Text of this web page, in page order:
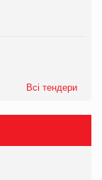
Всі тендери